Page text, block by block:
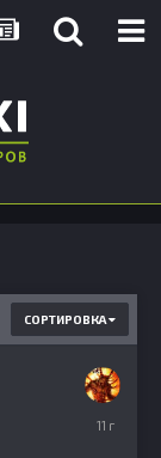
СОРТИРОВКА
июля,